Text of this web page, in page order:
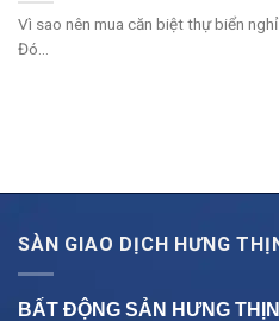
Vì sao nên mua căn biệt thự biển
Đó...
SÀN GIAO DỊCH HƯNG
BẤT ĐỘNG SẢN HƯNG